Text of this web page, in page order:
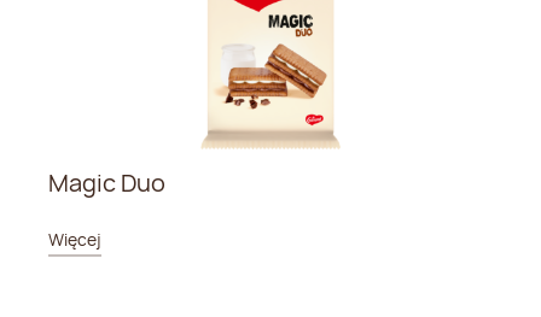
Magic Duo
Więcej